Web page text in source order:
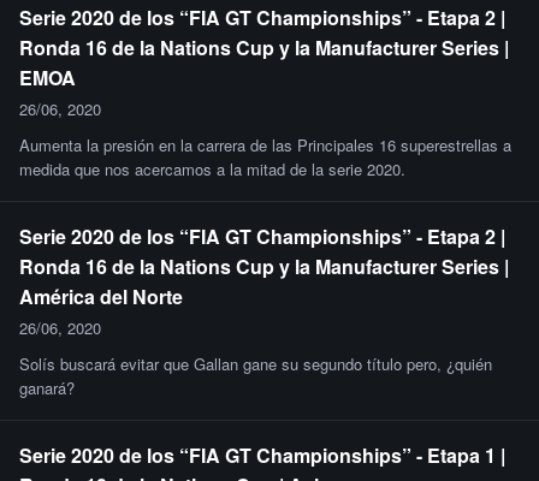
Serie 2020 de los “FIA GT Championships” - Etapa 2 |
Ronda 16 de la Nations Cup y la Manufacturer Series |
EMOA
26/06, 2020
Aumenta la presión en la carrera de las Principales 16 superestrellas a
medida que nos acercamos a la mitad de la serie 2020.
Serie 2020 de los “FIA GT Championships” - Etapa 2 |
Ronda 16 de la Nations Cup y la Manufacturer Series |
América del Norte
26/06, 2020
Solís buscará evitar que Gallan gane su segundo título pero, ¿quién
ganará?
Serie 2020 de los “FIA GT Championships” - Etapa 1 |